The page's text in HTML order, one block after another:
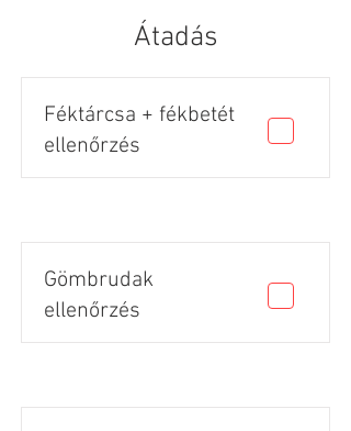
Átadás
Féktárcsa + fékbetét
ellenőrzés
Gömbrudak
ellenőrzés